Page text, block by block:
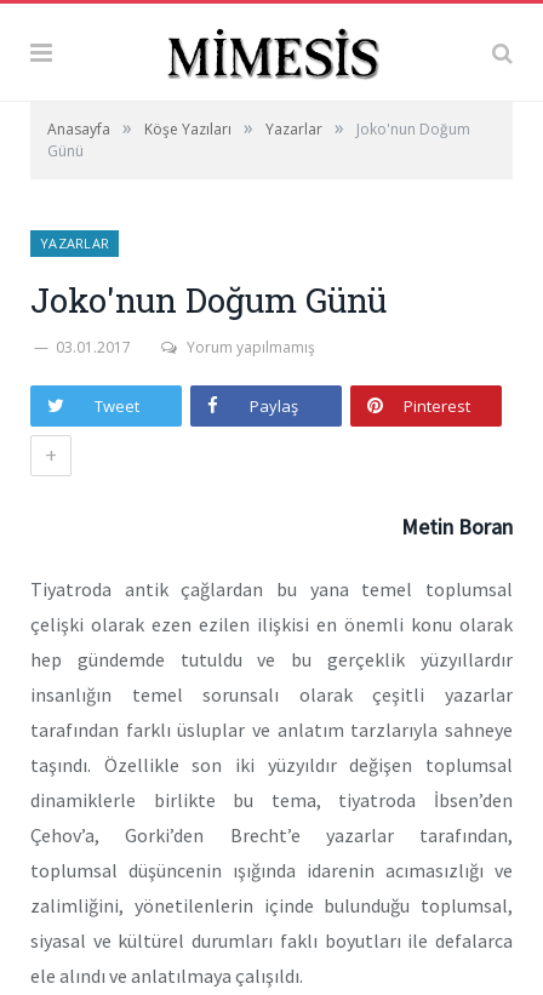
Anasayfa » Köşe Yazıları » Yazarlar »
Joko'nun Doğum
Günü
YAZARLAR
Joko'nun Doğum Günü
03.01.2017 Yorum yapılmamış
Tweet Paylaş Pinterest
+
Metin Boran
Tiyatroda antik çağlardan bu yana temel toplumsal
çelişki olarak ezen ezilen ilişkisi en önemli konu olarak
hep gündemde tutuldu ve bu gerçeklik yüzyıllardır
insanlığın temel sorunsalı olarak çeşitli yazarlar
tarafından farklı üsluplar ve anlatım tarzlarıyla sahneye
taşındı. Özellikle son iki yüzyıldır değişen toplumsal
dinamiklerle birlikte bu tema, tiyatroda İbsen’den
Çehov’a, Gorki’den Brecht’e yazarlar tarafından,
toplumsal düşüncenin ışığında idarenin acımasızlığı ve
zalimliğini, yönetilenlerin içinde bulunduğu toplumsal,
siyasal ve kültürel durumları faklı boyutları ile defalarca
ele alındı ve anlatılmaya çalışıldı.